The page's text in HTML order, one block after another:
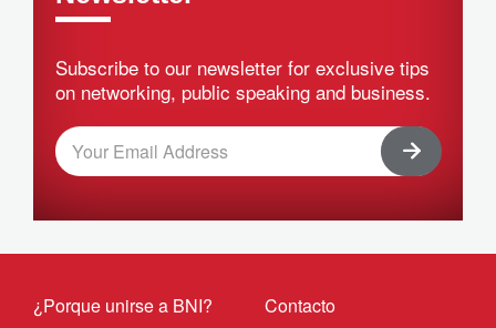
Subscribe to our newsletter for exclusive tips
on networking, public speaking and business.
¿Porque unirse a BNI?
Contacto